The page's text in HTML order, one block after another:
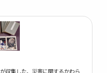
収集した、災害に関するかわら